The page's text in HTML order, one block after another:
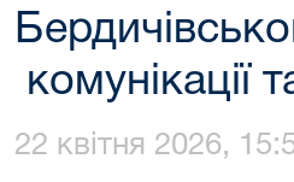
комунікації
22 квітня 2026,